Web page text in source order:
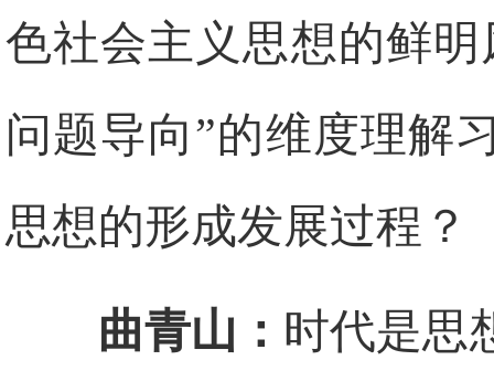
色社会主义思想的鲜
问题导向”的维度理解
思想的形成发展过程？
曲青山： 时代是思